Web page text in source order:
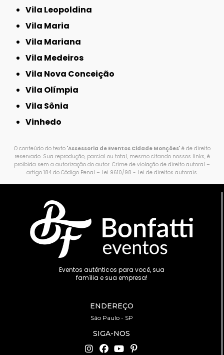
Vila Leopoldina
Vila Maria
Vila Mariana
Vila Medeiros
Vila Nova Conceição
Vila Olímpia
Vila Sônia
Vinhedo
O conteúdo do texto "Assessoria de Eventos Cidade Monções" é de direito
reservado. Sua reprodução, parcial ou total, mesmo citando nossos links, é
proibida sem a autorização do autor. Crime de violação de direito autoral –
artigo 184 do Código Penal – Lei 9610/98 - Lei de direitos autorais.
Eventos autênticos para você, sua
família e sua empresa!
ENDEREÇO
São Paulo - SP
SIGA-NOS